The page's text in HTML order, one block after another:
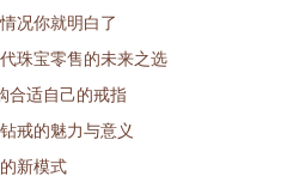
况你就明白了
珠宝零售的未来之选
合适自己的戒指
戒的魅力与意义
新模式